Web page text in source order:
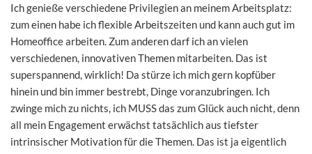
Ich genieße verschiedene Privilegien an meinem Arbeitsplatz:
zum einen habe ich flexible Arbeitszeiten und kann auch gut im
Homeoffice arbeiten. Zum anderen darf ich an vielen
verschiedenen, innovativen Themen mitarbeiten. Das ist
superspannend, wirklich! Da stürze ich mich gern kopfüber
hinein und bin immer bestrebt, Dinge voranzubringen. Ich
zwinge mich zu nichts, ich MUSS das zum Glück auch nicht, denn
all mein Engagement erwächst tatsächlich aus tiefster
intrinsischer Motivation für die Themen. Das ist ja eigentlich